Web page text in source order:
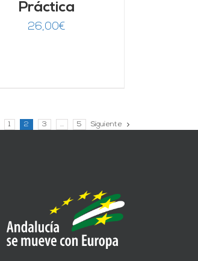
Práctica
26,00€
1 2 3 … 5 Siguiente